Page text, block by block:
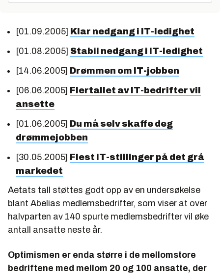
[01.09.2005] Klar nedgang i IT-ledighet
[01.08.2005] Stabil nedgang i IT-ledighet
[14.06.2005] Drømmen om IT-jobben
[06.06.2005] Flertallet av IT-bedrifter vil
ansette
[01.06.2005] Du må selv skaffe deg
drømmejobben
[30.05.2005] Flest IT-stillinger på det grå
markedet
Aetats tall støttes godt opp av en undersøkelse
blant Abelias medlemsbedrifter, som viser at over
halvparten av 140 spurte medlemsbedrifter vil øke
antall ansatte neste år.
Optimismen er enda større i de mellomstore
bedriftene med mellom 20 og 100 ansatte, der